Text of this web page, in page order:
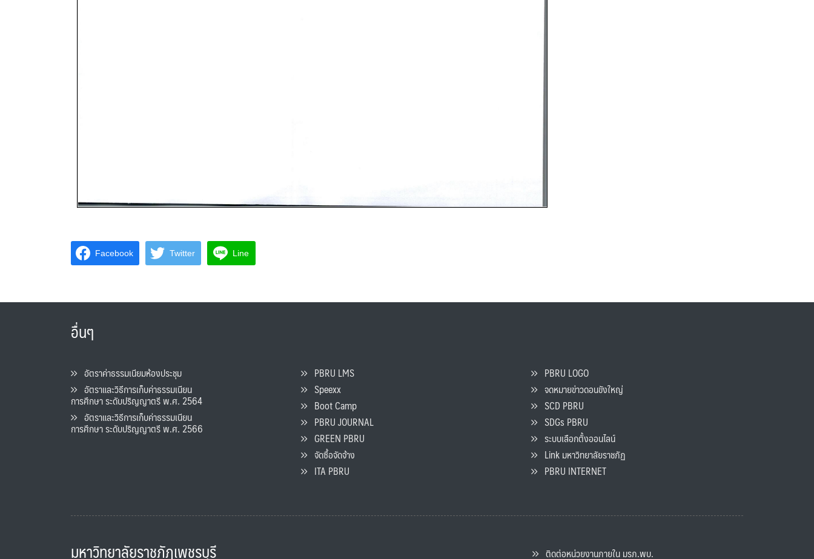
Facebook Twitter Line
อื่นๆ
อัตราค่าธรรมเนียมห้องประชุม
อัตราและวิธีการเก็บค่าธรรมเนียน
การศึกษา ระดับปริญญาตรี พ.ศ. 2564
อัตราและวิธีการเก็บค่าธรรมเนียน
การศึกษา ระดับปริญญาตรี พ.ศ. 2566
PBRU LMS
Speexx
Boot Camp
PBRU JOURNAL
GREEN PBRU
จัดซื้อจัดจ้าง
ITA PBRU
PBRU LOGO
จดหมายข่าวดอนขังใหญ่
SCD PBRU
SDGs PBRU
ระบบเลือกตั้งออนไลน์
Link มหาวิทยาลัยราชภัฏ
PBRU INTERNET
มหาวิทยาลัยราชภัฏเพชรบุรี ติดต่อหน่วยงานภายใน มรภ.พบ.